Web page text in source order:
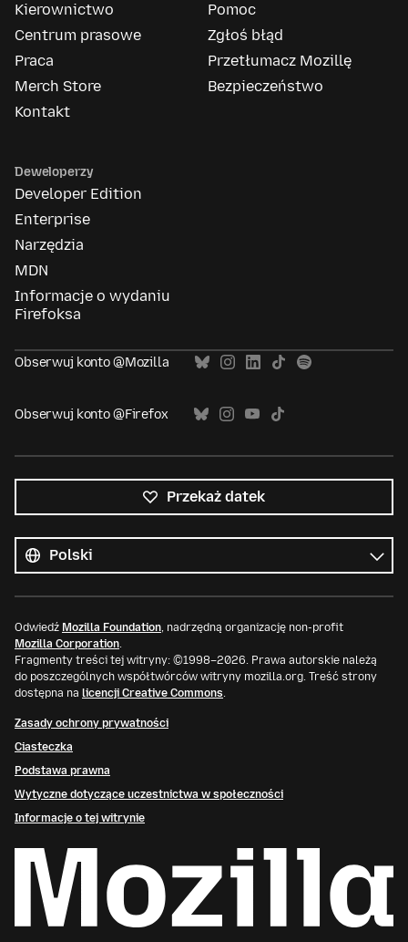
Kierownictwo
Centrum prasowe
Praca
Merch Store
Kontakt
Pomoc
Zgłoś błąd
Przetłumacz Mozillę
Bezpieczeństwo
Deweloperzy
Developer Edition
Enterprise
Narzędzia
MDN
Informacje o wydaniu
Firefoksa
Obserwuj konto @Mozilla
Obserwuj konto @Firefox
Przekaż datek
języki
Język
Odwiedź Mozilla Foundation, nadrzędną organizację non-profit
Mozilla Corporation.
Fragmenty treści tej witryny: ©1998–2026. Prawa autorskie należą
do poszczególnych współtwórców witryny mozilla.org. Treść strony
dostępna na licencji Creative Commons.
Zasady ochrony prywatności
Ciasteczka
Podstawa prawna
Wytyczne dotyczące uczestnictwa w społeczności
Informacje o tej witrynie